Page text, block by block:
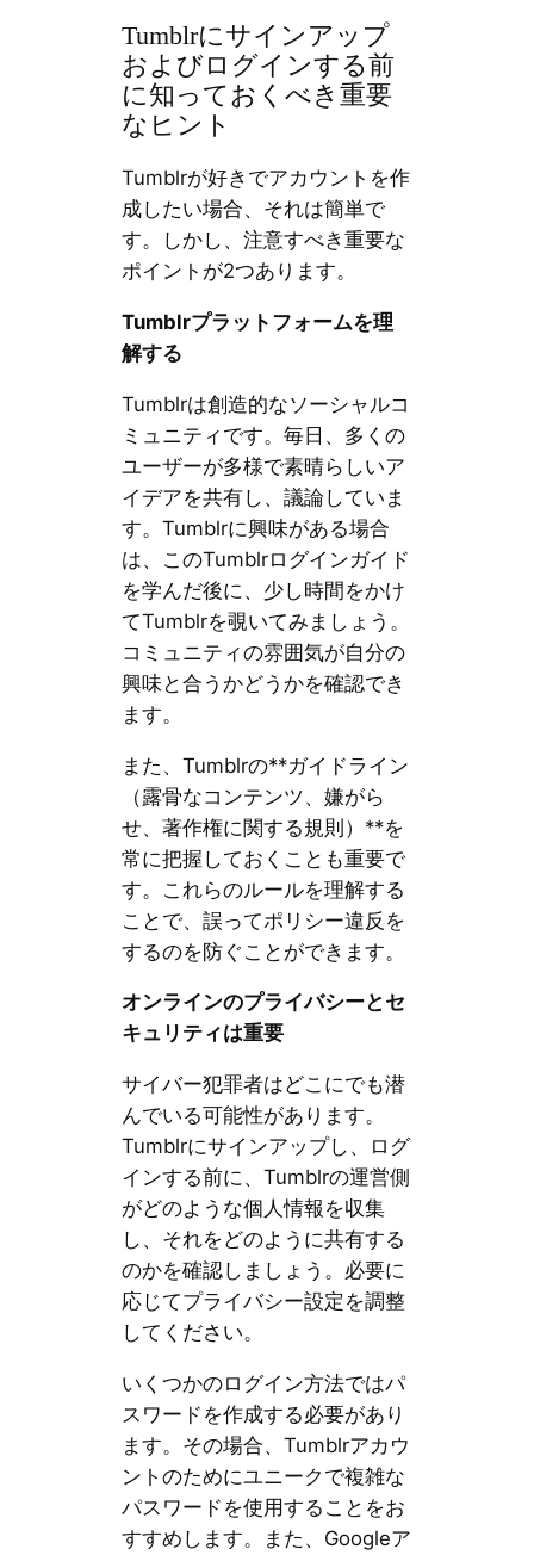
Tumblrにサインアップ
およびログインする前
に知っておくべき重要
なヒント
Tumblrが好きでアカウントを作
成したい場合、それは簡単で
す。しかし、注意すべき重要な
ポイントが2つあります。
Tumblrプラットフォームを理
解する
Tumblrは創造的なソーシャルコ
ミュニティです。毎日、多くの
ユーザーが多様で素晴らしいア
イデアを共有し、議論していま
す。Tumblrに興味がある場合
は、このTumblrログインガイド
を学んだ後に、少し時間をかけ
てTumblrを覗いてみましょう。
コミュニティの雰囲気が自分の
興味と合うかどうかを確認でき
ます。
また、Tumblrの**ガイドライン
（露骨なコンテンツ、嫌がら
せ、著作権に関する規則）**を
常に把握しておくことも重要で
す。これらのルールを理解する
ことで、誤ってポリシー違反を
するのを防ぐことができます。
オンラインのプライバシーとセ
キュリティは重要
サイバー犯罪者はどこにでも潜
んでいる可能性があります。
Tumblrにサインアップし、ログ
インする前に、Tumblrの運営側
がどのような個人情報を収集
し、それをどのように共有する
のかを確認しましょう。必要に
応じてプライバシー設定を調整
してください。
いくつかのログイン方法ではパ
スワードを作成する必要があり
ます。その場合、Tumblrアカウ
ントのためにユニークで複雑な
パスワードを使用することをお
すすめします。また、Googleア